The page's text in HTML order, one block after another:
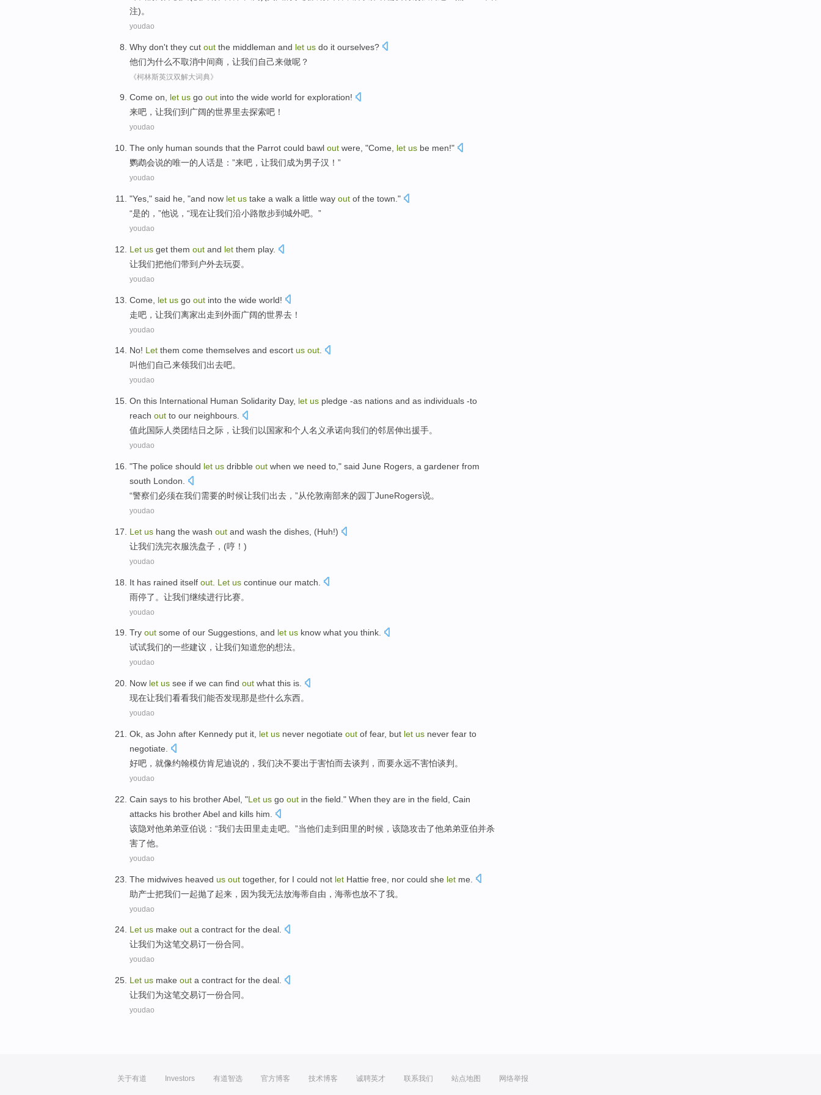
注)。
youdao
Why don't they cut out the middleman and let us do it ourselves?
他们为什么不取消中间商 ， 让我们自己来做呢？
《柯林斯英汉双解大词典》
Come on, let us go out into the wide world for exploration!
来吧， 让我们到 广阔的世界里去探索吧！
youdao
The only human sounds that the Parrot could bawl out were , "Come let us be men!"
鹦鹉会说的唯一的 人话是 ：”来吧 ， 让我们成为男子汉 ！”
youdao
"Yes ," said he , "and now let us take a walk a little way out of the town ."
“是的 ，”他说 ，“现在让我们沿小路散步到城外吧。”
youdao
L et us get them out and let them play.
让我们把他们带到户外去玩耍。
youdao
Come let us go out into the wide world!
走吧 ， 让我们离家出走到外面广阔的世界去 ！
youdao
No! Let them come themselves and escort us out.
叫他们自己来领我们出去吧。
youdao
On this International Human Solidarity Day, let us pledge -as nations and as individuals -to
reach out to our neighbours
值此国际人类团结日之际， 让我们以 国家和个人名义承诺向我们的邻居伸出援手。
youdao
"The police should let us dribble out when we need to ," said June Rogers a gardener from
south London
“警察们必须在我们需要的时候让我们出去 ，”从伦敦南部来的园丁JuneRogers说。
youdao
Let us hang the wash out and wash the dishes , (Huh!)
让我们洗完衣服洗盘子 ，(哼 ！)
youdao
It has rained itself out Let us continue our match
雨停了。 让我们继续进行比赛。
youdao
Try out some of our Suggestions, and let us know what you think.
试试我们的一些建议 ， 让我们知道您的想法。
youdao
Now let us see if we can find out what this is.
现在让我们看看我们能否发现那是些什么东西。
youdao
Ok as John after Kennedy put it, let us never negotiate out of fear, but let us never fear to
negotiate.
好吧 ， 就像约翰模仿肯尼迪说的， 我们决不要出于害怕而去谈判 ，而要永远不害怕谈判。
youdao
Cain says to his brotherAbel , "Let us go out in the field ." When they are in the field, Cain
attacks his brother Abel and kills him
该隐对他弟弟亚伯说：“我们去田里走走吧。”当他们走到田里的时候，该隐攻击了他弟弟亚伯并杀
害了他。
youdao
The midwives heaved us out together, for I could not let Hattie free nor could she let me
助产士把我们一起抛了起来， 因为我无法放海蒂自由 ，海蒂也放不了我。
youdao
Let us make out a contract for the deal.
让我们为这笔交易订一份合同。
youdao
Let us make out a contract for the deal
让我们为这笔交易订一份合同 。
youdao
关于有道 Investors 有道智选 官方博客 技术博客 诚聘英才 联系我们 站点地图 网络举报